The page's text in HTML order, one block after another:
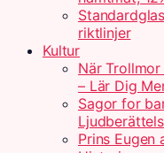
riktlinjer
Kultur
När
– Lär Dig
Sagor for
Prins Eugen